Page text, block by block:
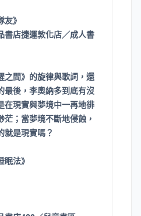
》
店捷運敦化店／成人書
之間》的旋律與歌詞，還
最後，李奧納多到底有沒
在現實與夢境中一再地徘
；當夢境不斷地侵蝕，
就是現實嗎？
眠法》